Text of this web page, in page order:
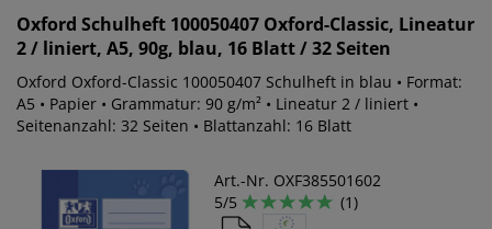
Oxford Schulheft 100050407 Oxford-Classic, Lineatur
2 / liniert, A5, 90g, blau, 16 Blatt / 32 Seiten
Oxford Oxford-Classic 100050407 Schulheft in blau • Format:
A5 • Papier • Grammatur: 90 g/m² • Lineatur 2 / liniert •
Seitenanzahl: 32 Seiten • Blattanzahl: 16 Blatt
Art.-Nr. OXF385501602
5/5
(1)